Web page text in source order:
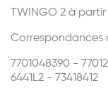
TWINGO 2 à
Correspondances
7701048390 -
6441L2 - 73418412